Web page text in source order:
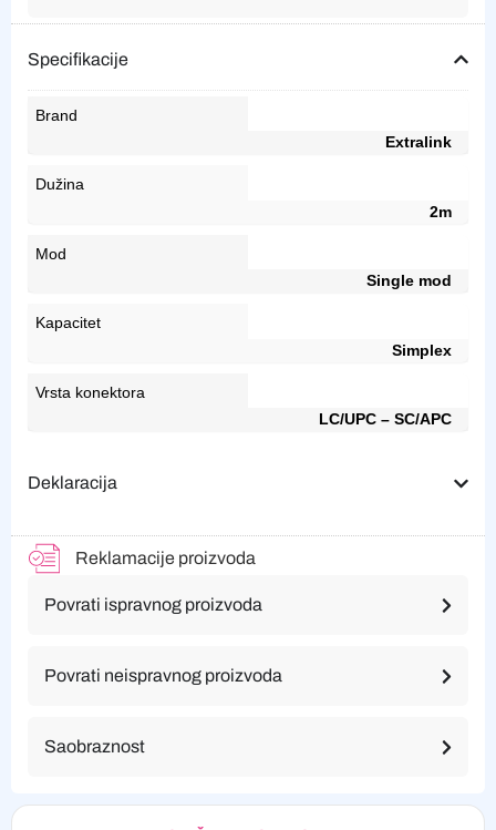
Specifikacije
Brand
Extralink
Dužina
2m
Mod
Single mod
Kapacitet
Simplex
Vrsta konektora
LC/UPC – SC/APC
Deklaracija
Reklamacije proizvoda
Povrati ispravnog proizvoda
Povrati neispravnog proizvoda
Saobraznost